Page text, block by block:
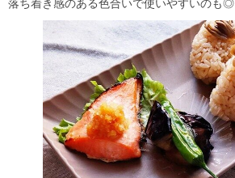
落ち着き感のある色合いで使いやすいのも◎